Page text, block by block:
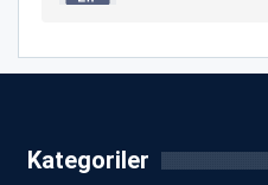
Kategoriler